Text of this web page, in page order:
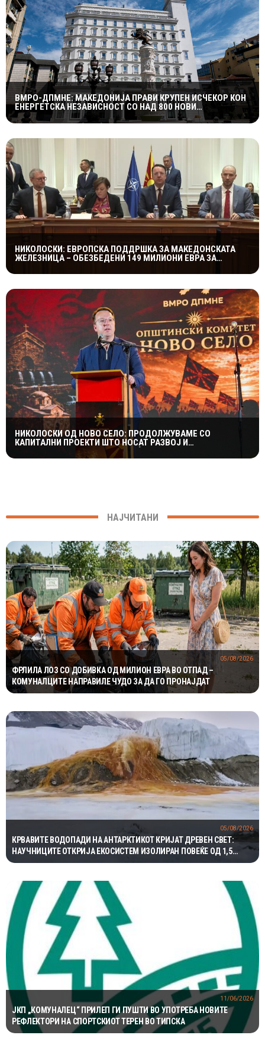
ВМРО-ДПМНЕ: МАКЕДОНИЈА ПРАВИ КРУПЕН ИСЧЕКОР КОН
ЕНЕРГЕТСКА НЕЗАВИСНОСТ СО НАД 800 НОВИ
ИНИЦИЈАТИВИ ЗА ПРОЕКТИ ВО ОБНОВЛИВИ ИЗВОРИ НА
ЕНЕРГИЈА
НИКОЛОСКИ: ЕВРОПСКА ПОДДРШКА ЗА МАКЕДОНСКАТА
ЖЕЛЕЗНИЦА – ОБЕЗБЕДЕНИ 149 МИЛИОНИ ЕВРА ЗА
НИКОЛОСКИ ОД НОВО СЕЛО: ПРОДОЛЖУВАМЕ СО
КАПИТАЛНИ ПРОЕКТИ ШТО НОСАТ РАЗВОЈ И
ПОКВАЛИТЕТЕН ЖИВОТ ЗА ГРАЃАНИТЕ
НАЈЧИТАНИ
ФРЛИЛА ЛОЗ СО ДОБИВКА ОД МИЛИОН ЕВРА ВО ОТПАД –
КОМУНАЛЦИТЕ НАПРАВИЛЕ ЧУДО ЗА ДА ГО ПРОНАЈДАТ
05/08/2026
КРВАВИТЕ ВОДОПАДИ НА АНТАРКТИКОТ КРИЈАТ ДРЕВЕН СВЕТ:
НАУЧНИЦИТЕ ОТКРИЈА ЕКОСИСТЕМ ИЗОЛИРАН ПОВЕЌЕ ОД 1,5
МИЛИОНИ ГОДИНИ
05/08/2026
ЈКП „КОМУНАЛЕЦ“ ПРИЛЕП ГИ ПУШТИ ВО УПОТРЕБА НОВИТЕ
РЕФЛЕКТОРИ НА СПОРТСКИОТ ТЕРЕН ВО ТИПСКА
11/06/2026